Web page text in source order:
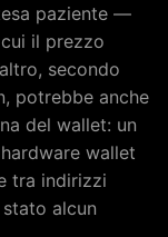
paziente —
il prezzo
secondo
potrebbe anche
del wallet: un
wallet
tra indirizzi
alcun